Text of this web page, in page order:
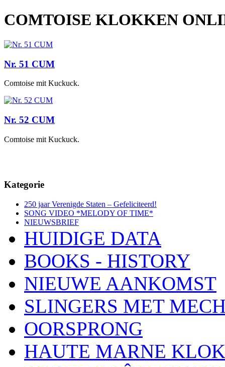
COMTOISE KLOKKEN
Nr. 51 CUM
Comtoise mit Kuckuck.
Nr. 52 CUM
Comtoise mit Kuckuck.
Kategorie
250 jaar Verenigde Staten – Gefeliciteerd!
SONG VIDEO *MELODY OF TIME*
NIEUWSBRIEF
HUIDIGE DATA
BOOKS - HISTORY
NIEUWE AANKOMST
SLINGERS MET
OORSPRONG
HAUTE MARNE